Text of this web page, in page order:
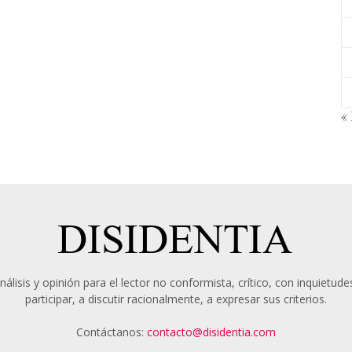
«
y opinión para el lector no conformista, crítico, con
participar, a discutir racionalmente, a expresar sus criterios.
Contáctanos: contacto@disidentia.com